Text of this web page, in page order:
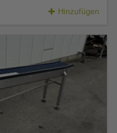
Hinzufügen